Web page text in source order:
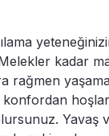
kadar
rağmen
konfordan
Yavaş